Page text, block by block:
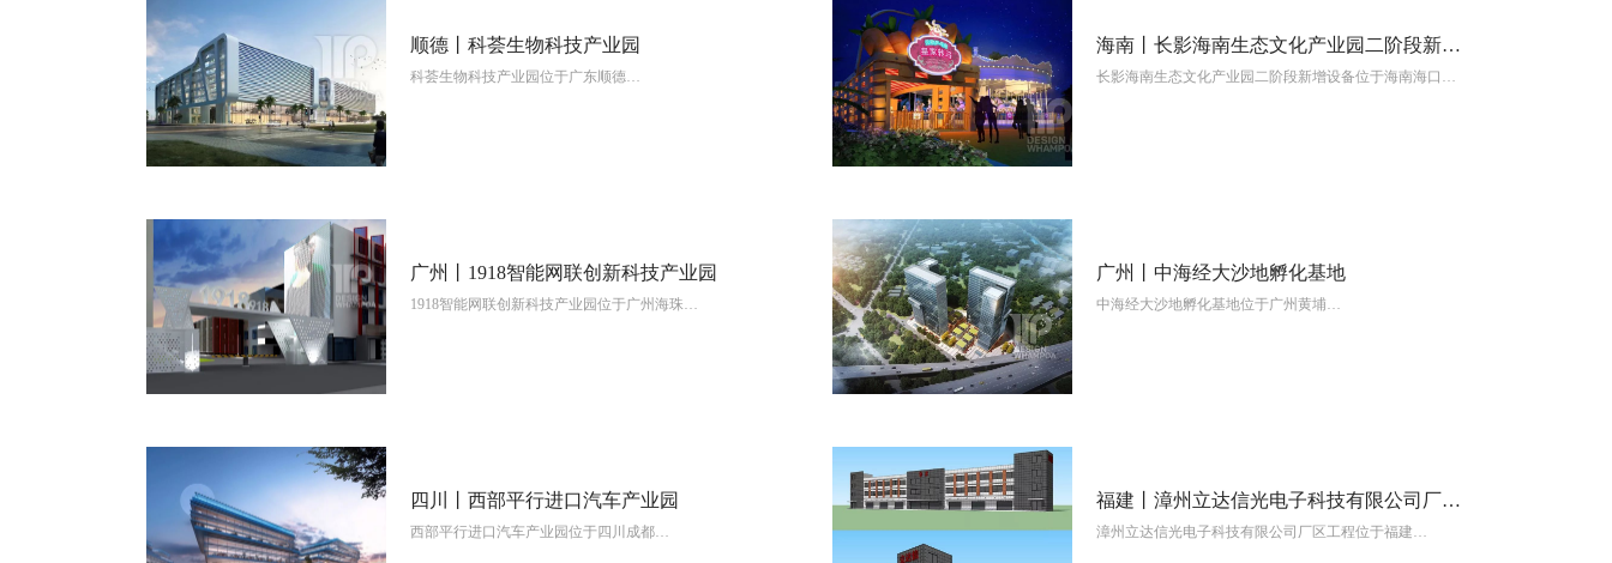
View More
顺德丨科荟生物科技产业园
科荟生物科技产业园位于广东顺德… View More
海南丨长影海南生态文化产业园二阶段新增设备
长影海南生态文化产业园二阶段新增设备位于海南海口…
View More
广州丨1918智能网联创新科技产业园
1918智能网联创新科技产业园位于广州海珠… View More
广州丨中海经大沙地孵化基地
中海经大沙地孵化基地位于广州黄埔…
View More
四川丨西部平行进口汽车产业园
西部平行进口汽车产业园位于四川成都… View More
福建丨漳州立达信光电子科技有限公司厂区工程
漳州立达信光电子科技有限公司厂区工程位于福建…